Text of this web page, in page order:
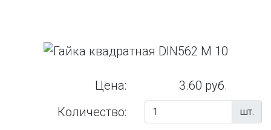
Цена:
3.60 руб.
Количество:
шт.